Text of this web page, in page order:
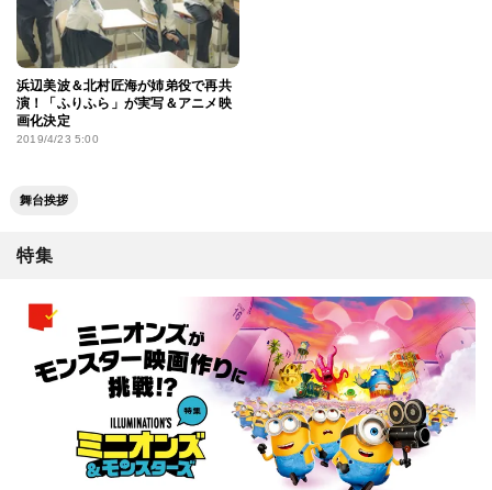
浜辺美波＆北村匠海が姉弟役で再共
演！「ふりふら」が実写＆アニメ映
画化決定
2019/4/23 5:00
舞台挨拶
特集